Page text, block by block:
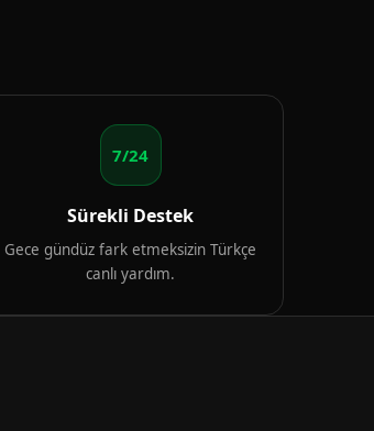
7/24
Sürekli Destek
Gece gündüz fark etmeksizin Türkçe
canlı yardım.